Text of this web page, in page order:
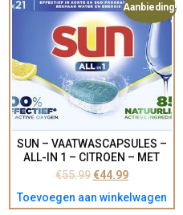
Aanbieding!
SUN – VAATWASCAPSULES –
ALL-IN 1 – CITROEN – MET
ACTIVE OXYGEN – 7 X 21
VAATWASTABLETTEN –
VOORDEELVERPAKKING
€55.99 €44.99
Toevoegen aan winkelwagen